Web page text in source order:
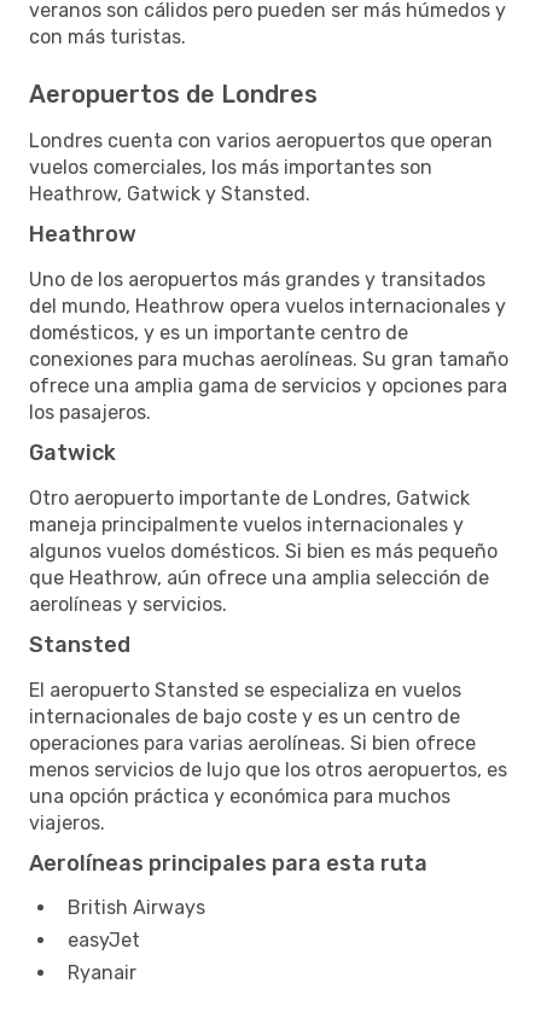
veranos son cálidos pero pueden ser más húmedos y
con más turistas.
Aeropuertos de Londres
Londres cuenta con varios aeropuertos que operan
vuelos comerciales, los más importantes son
Heathrow, Gatwick y Stansted.
Heathrow
Uno de los aeropuertos más grandes y transitados
del mundo, Heathrow opera vuelos internacionales y
domésticos, y es un importante centro de
conexiones para muchas aerolíneas. Su gran tamaño
ofrece una amplia gama de servicios y opciones para
los pasajeros.
Gatwick
Otro aeropuerto importante de Londres, Gatwick
maneja principalmente vuelos internacionales y
algunos vuelos domésticos. Si bien es más pequeño
que Heathrow, aún ofrece una amplia selección de
aerolíneas y servicios.
Stansted
El aeropuerto Stansted se especializa en vuelos
internacionales de bajo coste y es un centro de
operaciones para varias aerolíneas. Si bien ofrece
menos servicios de lujo que los otros aeropuertos, es
una opción práctica y económica para muchos
viajeros.
Aerolíneas principales para esta ruta
British Airways
easyJet
Ryanair